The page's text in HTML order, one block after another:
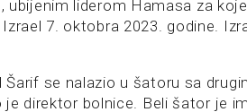
, ubijenim liderom Hamasa za
7. oktobra 2023. godine.
se nalazio u šatoru sa
je direktor bolnice. Beli šator je